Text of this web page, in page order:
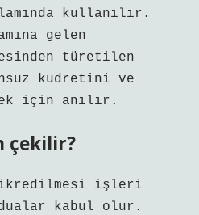
kullanılır.
gelen
türetilen
kudretini ve
için anılır.
çekilir?
işleri
kabul olur.